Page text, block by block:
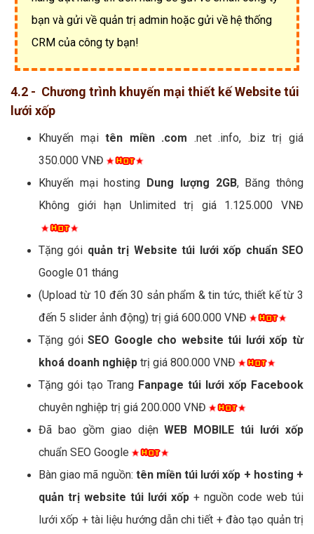
bạn và gửi về quản trị admin hoặc gửi về hệ thống
CRM của công ty bạn!
4.2 - Chương trình khuyến mại thiết kế Website túi
lưới xốp
Khuyến mạitên miền .com .net .info, .biz trị giá
350.000 VNĐ
Khuyến mại hosting Dung lượng 2GB, Băng thông
Không giới hạn Unlimited trị giá 1.125.000 VNĐ
Tặng gói quản trị Website túi lưới xốp chuẩn SEO
Google 01 tháng
(Upload từ 10 đến 30 sản phẩm & tin tức, thiết kế từ 3
đến 5 slider ảnh động) trị giá 600.000 VNĐ
Tặng góiSEO Google cho website túi lưới xốp từ
khoá doanh nghiệp trị giá 800.000 VNĐ
Tặng gói tạo Trang Fanpage túi lưới xốp Facebook
chuyên nghiệp trị giá 200.000 VNĐ
Đã bao gồm giao diệnWEB MOBILE túi lưới xốp
chuẩn SEO Google
Bàn giao mã nguồn: tên miền túi lưới xốp + hosting +
quản trị website túi lưới xốp + nguồn code web túi
lưới xốp + tài liệu hướng dẫn chi tiết + đào tạo quản trị